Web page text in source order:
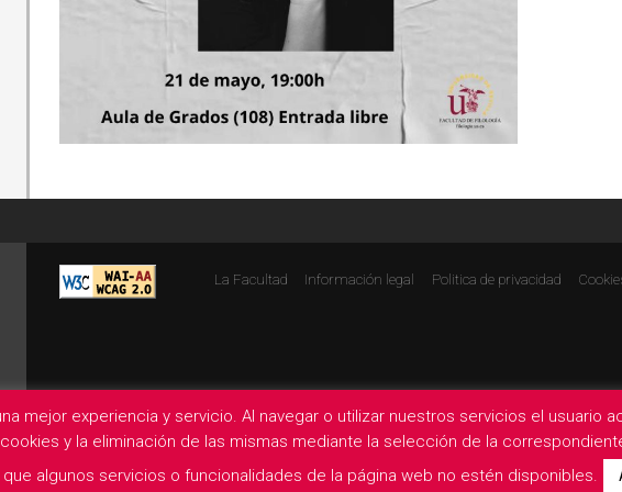
La Facultad Información legal Politica de privacidad
mejor experiencia y servicio. Al navegar o utilizar nuestros servicios el usuario
y la eliminación de las mismas mediante la selección de la
algunos servicios o funcionalidades de la página web no estén disponibles.